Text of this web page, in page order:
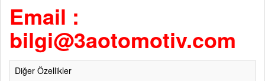
Email :
bilgi@3aotomotiv.com
Diğer Özellikler